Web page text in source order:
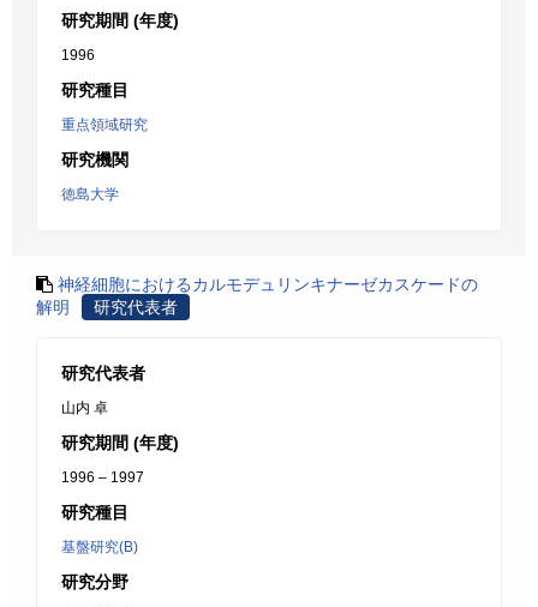
研究期間 (年度)
1996
研究種目
重点領域研究
研究機関
徳島大学
神経細胞におけるカルモデュリンキナーゼカスケードの
解明
研究代表者
研究代表者
山内 卓
研究期間 (年度)
1996 – 1997
研究種目
基盤研究(B)
研究分野